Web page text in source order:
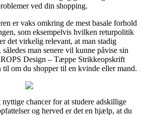
ved din shopping.
er vaks omkring de mest basale forhold
som eksempelvis hvilken returpolitik
det virkelig relevant, at man stadig
man senere vil kunne påvise sin
Design – Tæppe Strikkeopskrift
til om du shopper til en kvinde eller mand.
chancer for at studere adskillige
og herved er det en hjælp, at du